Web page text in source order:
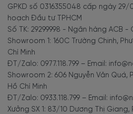
GPKD số 0316355048 cấp ngày
hoạch Đầu tư TPHCM
Số TK: 29299998 - Ngân hàng ACB -
Showroom 1: 160C Trường Chinh,
Chí Minh
ĐT/Zalo: 0977.118.799 – Email:
Showroom 2: 606 Nguyễn Văn Quá,
Hồ Chí Minh
ĐT/Zalo: 0933.118.799 – Email:
Xưởng SX 1: 83/10 Dương Thị